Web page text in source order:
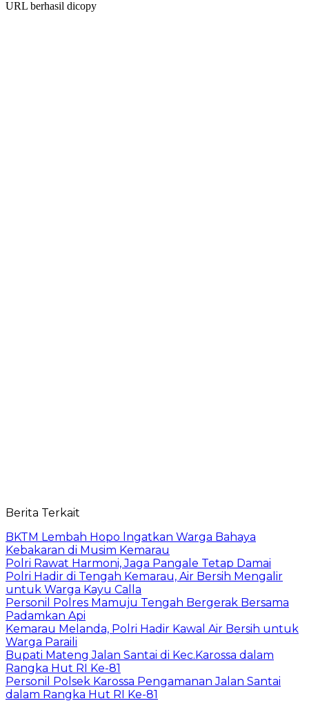
URL berhasil dicopy
Berita Terkait
BKTM Lembah Hopo lngatkan Warga Bahaya
Kebakaran di Musim Kemarau
Polri Rawat Harmoni, Jaga Pangale Tetap Damai
Polri Hadir di Tengah Kemarau, Air Bersih Mengalir
untuk Warga Kayu Calla
Personil Polres Mamuju Tengah Bergerak Bersama
Padamkan Api
Kemarau Melanda, Polri Hadir Kawal Air Bersih untuk
Warga Paraili
Bupati Mateng Jalan Santai di Kec.Karossa dalam
Rangka Hut RI Ke-81
Personil Polsek Karossa Pengamanan Jalan Santai
dalam Rangka Hut RI Ke-81